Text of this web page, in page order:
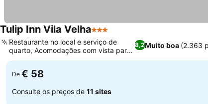
Tulip Inn Vila Velha3 Estrelas
8,2Muito boa (2.363
Restaurante no local e serviço de
quarto, Acomodações com vista para
a cidade
De € 58
Consulte os preços de 11 sites